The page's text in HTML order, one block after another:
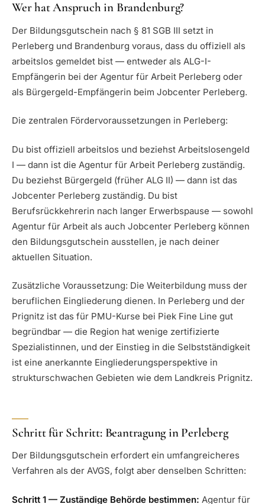
Wer hat Anspruch in Brandenburg?
Der Bildungsgutschein nach § 81 SGB III setzt in
Perleberg und Brandenburg voraus, dass du offiziell als
arbeitslos gemeldet bist — entweder als ALG-I-
Empfängerin bei der Agentur für Arbeit Perleberg oder
als Bürgergeld-Empfängerin beim Jobcenter Perleberg.
Die zentralen Fördervoraussetzungen in Perleberg:
Du bist offiziell arbeitslos und beziehst Arbeitslosengeld
I — dann ist die Agentur für Arbeit Perleberg zuständig.
Du beziehst Bürgergeld (früher ALG II) — dann ist das
Jobcenter Perleberg zuständig. Du bist
Berufsrückkehrerin nach langer Erwerbspause — sowohl
Agentur für Arbeit als auch Jobcenter Perleberg können
den Bildungsgutschein ausstellen, je nach deiner
aktuellen Situation.
Zusätzliche Voraussetzung: Die Weiterbildung muss der
beruflichen Eingliederung dienen. In Perleberg und der
Prignitz ist das für PMU-Kurse bei Piek Fine Line gut
begründbar — die Region hat wenige zertifizierte
Spezialistinnen, und der Einstieg in die Selbstständigkeit
ist eine anerkannte Eingliederungsperspektive in
strukturschwachen Gebieten wie dem Landkreis Prignitz.
Schritt für Schritt: Beantragung in Perleberg
Der Bildungsgutschein erfordert ein umfangreicheres
Verfahren als der AVGS, folgt aber denselben Schritten:
Schritt 1 — Zuständige Behörde bestimmen: Agentur für